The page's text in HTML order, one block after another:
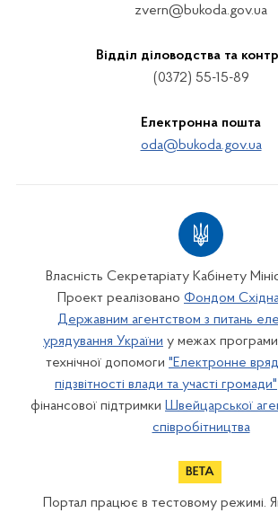
zvern@bukoda.gov.ua
Відділ діловодства та
(0372) 55-15-89
Електронна пошта
oda@bukoda.gov.ua
Власність Секретаріату Кабінету
Проект реалізовано Фондом
Державним агентством з питань
урядування України у межах
технічної допомоги "Електронне
підзвітності влади та участі громади"
фінансової підтримки Швейцарської
співробітництва
Портал працює в тестовому режимі.